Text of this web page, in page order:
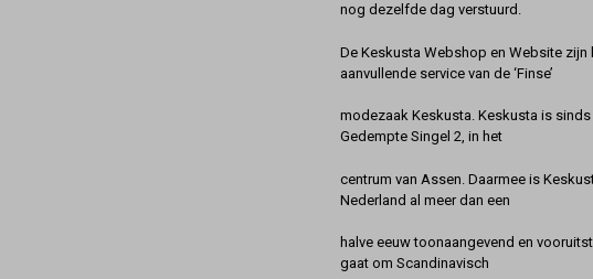
nog dezelfde dag verstuurd.
De Keskusta Webshop en Website zijn
aanvullende service van de ‘Finse’
modezaak Keskusta. Keskusta is
Gedempte Singel 2, in het
centrum van Assen. Daarmee is
Nederland al meer dan een
halve eeuw toonaangevend en
gaat om Scandinavisch